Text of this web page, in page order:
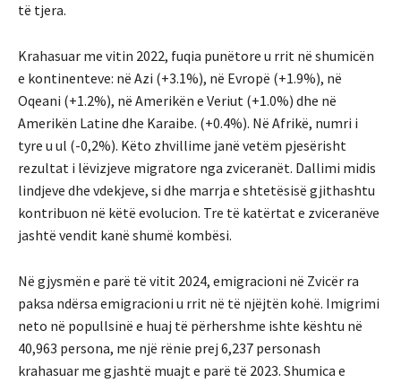
të tjera.
Krahasuar me vitin 2022, fuqia punëtore u rrit në shumicën
e kontinenteve: në Azi (+3.1%), në Evropë (+1.9%), në
Oqeani (+1.2%), në Amerikën e Veriut (+1.0%) dhe në
Amerikën Latine dhe Karaibe. (+0.4%). Në Afrikë, numri i
tyre u ul (-0,2%). Këto zhvillime janë vetëm pjesërisht
rezultat i lëvizjeve migratore nga zviceranët. Dallimi midis
lindjeve dhe vdekjeve, si dhe marrja e shtetësisë gjithashtu
kontribuon në këtë evolucion. Tre të katërtat e zviceranëve
jashtë vendit kanë shumë kombësi.
Në gjysmën e parë të vitit 2024, emigracioni në Zvicër ra
paksa ndërsa emigracioni u rrit në të njëjtën kohë. Imigrimi
neto në popullsinë e huaj të përhershme ishte kështu në
40,963 persona, me një rënie prej 6,237 personash
krahasuar me gjashtë muajt e parë të 2023. Shumica e